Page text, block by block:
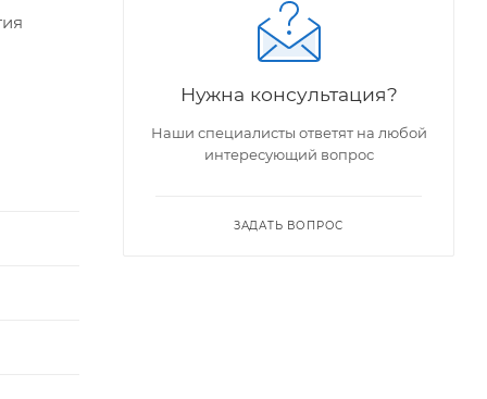
Нужна консультация?
Наши специалисты ответят на любой
интересующий вопрос
ЗАДАТЬ ВОПРОС